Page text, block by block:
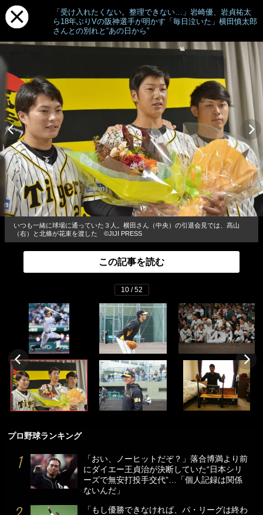
「受け入れたくない。整理できない…」岩崎優、岩貞祐太
ら18年ぶりVの阪神選手が明かす「毎日泣いた」横田慎太郎
さんとの別れと“あの日から”
いつも一緒に球場に通っていた３人。横田さん（中央）の引退会見では、髙山
（右）と北條が花束を渡した ©︎JIJI PRESS
この記事を読む
10 / 52
プロ野球ランキング
「おい、ノーヒットだぞ？」落合博満より前
にダイエー王貞治が決断していた“日本シリ
ーズで無安打投手交代”…「個人記録は関係
ないんだ」
「もし優勝できなければ、パ・リーグは終わ